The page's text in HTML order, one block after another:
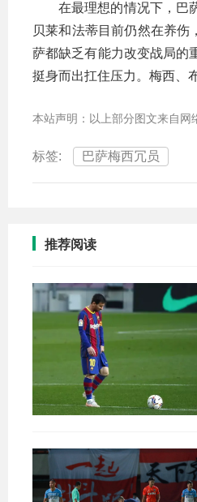
在最理想的情况下，巴
贝莱和法蒂目前仍然在养
萨都缺乏有能力改变战局的
挺身而出扛住压力。梅西
本站声明：以上部分图文来自网
标签: 巴萨梅西冗员
推荐阅读